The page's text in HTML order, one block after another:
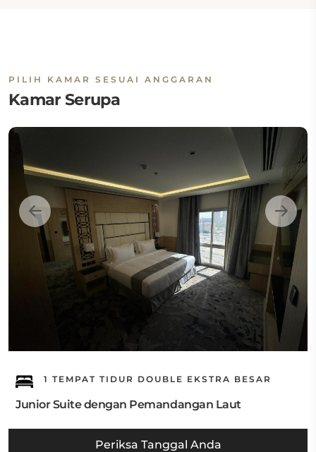
PILIH KAMAR SESUAI ANGGARAN
Kamar Serupa
1 TEMPAT TIDUR DOUBLE EKSTRA BESAR
Junior Suite dengan Pemandangan Laut
Periksa Tanggal Anda